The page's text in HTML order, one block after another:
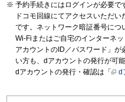
予約手続きにはログインが必要で
ドコモ回線にてアクセスいただ
です。ネットワーク暗証番号につ
Wi-Fiまたはご自宅のインターネ
アカウントのID／パスワード」
い方も、dアカウントの発行が可能
dアカウントの発行・確認は「
d